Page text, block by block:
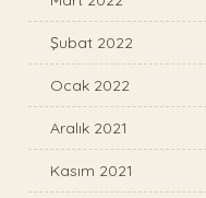
Şubat 2022
Ocak 2022
Aralık 2021
Kasım 2021